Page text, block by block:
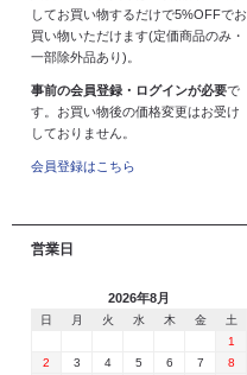
してお買い物するだけで5%OFFでお
買い物いただけます(定価商品のみ・
一部除外品あり)。
事前の会員登録・ログインが必要で
す。お買い物後の価格変更はお受け
しておりません。
会員登録はこちら
営業日
2026年8月
日 月 火 水 木 金
土
1
2
3 4 5 6 7
8